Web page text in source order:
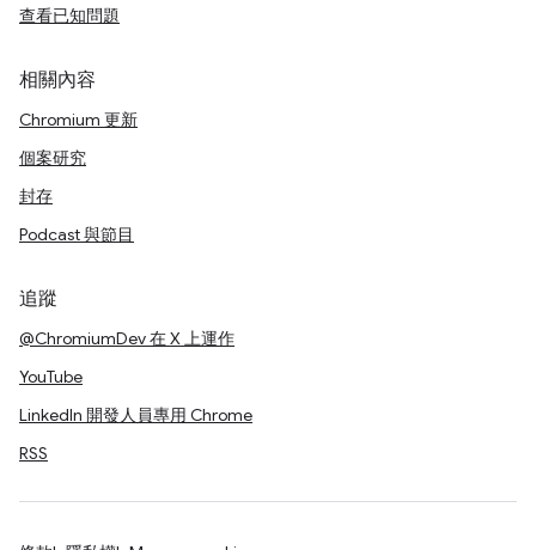
查看已知問題
相關內容
Chromium 更新
個案研究
封存
Podcast 與節目
追蹤
@ChromiumDev 在 X 上運作
YouTube
LinkedIn 開發人員專用 Chrome
RSS